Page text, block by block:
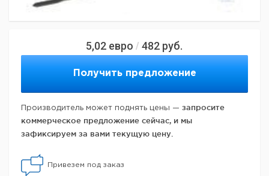
5,02 евро / 482 руб.
Получить предложение
Производитель может поднять цены — запросите
коммерческое предложение сейчас, и мы
зафиксируем за вами текущую цену.
Привезем под заказ